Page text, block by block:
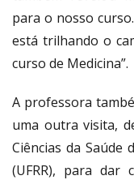
para o nosso
está trilhando o
curso de Medicina”.
A professora
uma outra visita,
Ciências da Saúde
(UFRR), para dar